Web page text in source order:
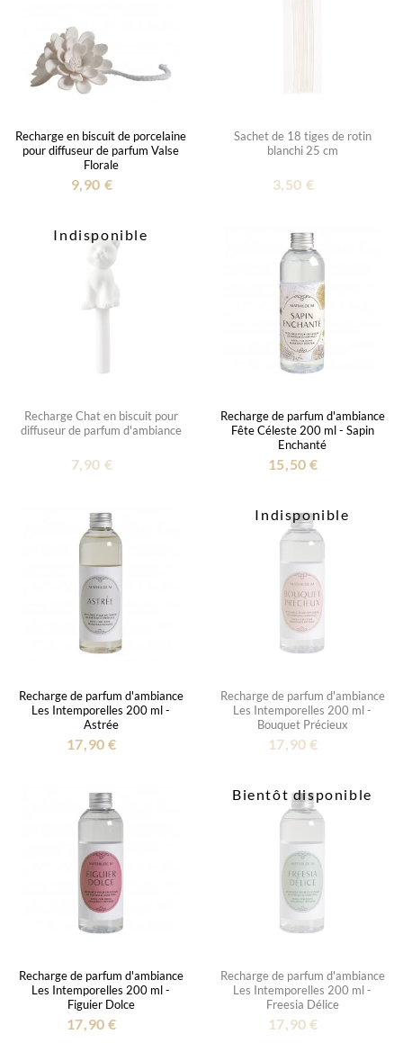
Recharge en biscuit de porcelaine
pour diffuseur de parfum Valse
Florale
9,90 €
Sachet de 18 tiges de rotin
blanchi 25 cm
3,50 €
Indisponible
Recharge Chat en biscuit pour
diffuseur de parfum d'ambiance
7,90 €
Recharge de parfum d'ambiance
Fête Céleste 200 ml - Sapin
Enchanté
15,50 €
Recharge de parfum d'ambiance
Les Intemporelles 200 ml -
Astrée
17,90 €
Indisponible
Recharge de parfum d'ambiance
Les Intemporelles 200 ml -
Bouquet Précieux
17,90 €
Recharge de parfum d'ambiance
Les Intemporelles 200 ml -
Figuier Dolce
17,90 €
Bientôt disponible
Recharge de parfum d'ambiance
Les Intemporelles 200 ml -
Freesia Délice
17,90 €